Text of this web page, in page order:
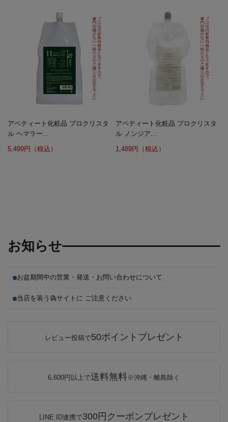
アペティート化粧品 プロクリスタ
ル ヘマラー...
5,499円（税込）
アペティート化粧品 プロクリスタ
ル ノンジア...
1,489円（税込）
お知らせ
お盆期間中の営業・発送・お問い合わせについて
当店を装う偽サイトに ご注意ください
レビュー投稿で50ポイントプレゼント
6,600円以上で送料無料※沖縄・離島除く
LINE ID連携で300円クーポンプレゼント